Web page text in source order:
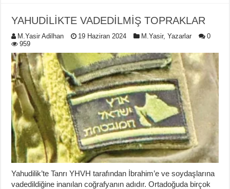
YAHUDİLİKTE VADEDİLMİŞ TOPRAKLAR
M.Yasir Adilhan 19 Haziran 2024 M.Yasir,Yazarlar
0
959
Yahudilik’te Tanrı YHVH tarafından İbrahim’e ve soydaşlarına
vadedildiğine inanılan coğrafyanın adıdır. Ortadoğuda birçok